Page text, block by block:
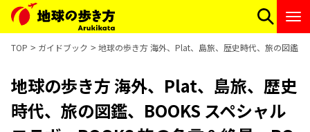
TOP ガイドブック 地球の歩き方 海外、Plat、島旅、歴史時代、旅の図鑑、
地球の歩き方 海外、Plat、島旅、歴史
時代、旅の図鑑、BOOKS スペシャル